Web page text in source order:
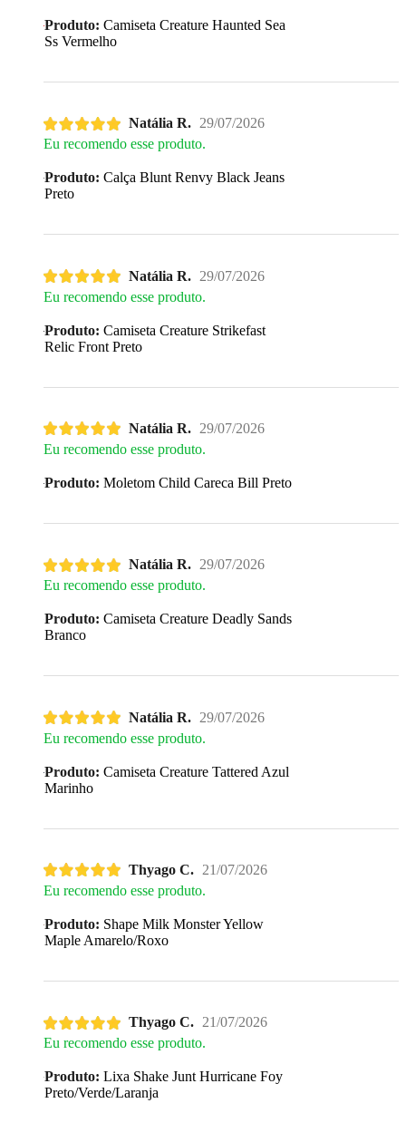
Produto: Camiseta Creature Haunted Sea
Ss Vermelho
Natália R. 29/07/2026
Eu recomendo esse produto.
Produto: Calça Blunt Renvy Black Jeans
Preto
Natália R. 29/07/2026
Eu recomendo esse produto.
Produto: Camiseta Creature Strikefast
Relic Front Preto
Natália R. 29/07/2026
Eu recomendo esse produto.
Produto: Moletom Child Careca Bill Preto
Natália R. 29/07/2026
Eu recomendo esse produto.
Produto: Camiseta Creature Deadly Sands
Branco
Natália R. 29/07/2026
Eu recomendo esse produto.
Produto: Camiseta Creature Tattered Azul
Marinho
Thyago C. 21/07/2026
Eu recomendo esse produto.
Produto: Shape Milk Monster Yellow
Maple Amarelo/Roxo
Thyago C. 21/07/2026
Eu recomendo esse produto.
Produto: Lixa Shake Junt Hurricane Foy
Preto/Verde/Laranja